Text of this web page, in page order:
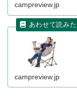
campreview.jp
campreview.jp